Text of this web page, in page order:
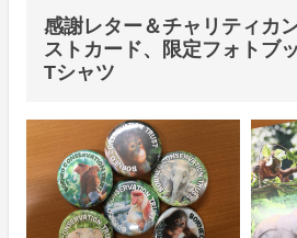
感謝レター＆チャリティカ
ストカード、限定フォトブ
Tシャツ